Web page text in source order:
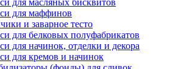
для масляных бисквитов
для маффинов
и заварное тесто
для белковых полуфабрикатов
для начинок, отделки и декора
для кремов и начинок